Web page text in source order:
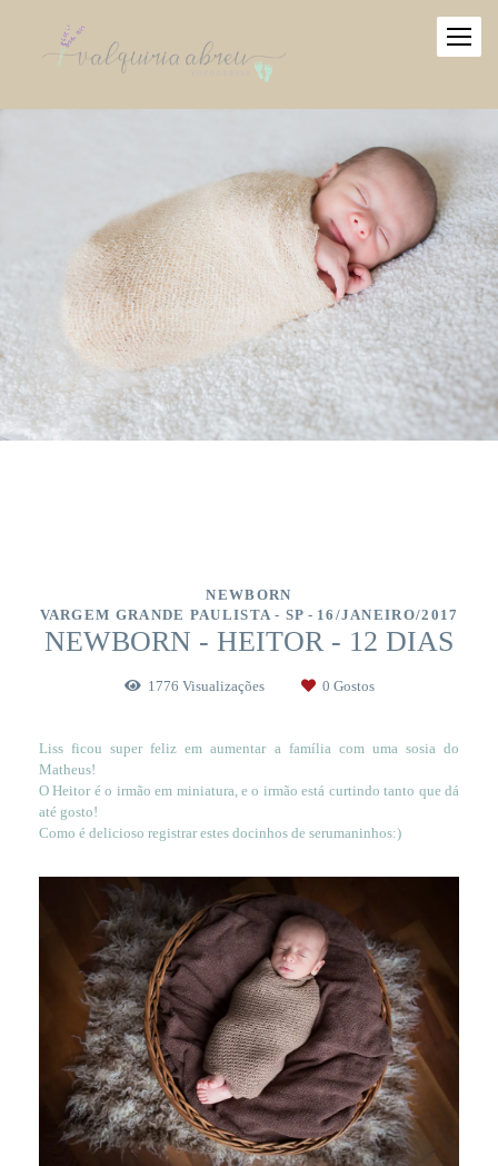
NEWBORN
VARGEM GRANDE PAULISTA - SP
16/JANEIRO/2017
NEWBORN - HEITOR - 12 DIAS
1776 Visualizações 0 Gostos
Liss ficou super feliz em aumentar a família com uma sosia do
Matheus!
O Heitor é o irmão em miniatura, e o irmão está curtindo tanto que dá
até gosto!
Como é delicioso registrar estes docinhos de serumaninhos:)